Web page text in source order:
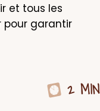
et tous les
pour garantir
2 MIN